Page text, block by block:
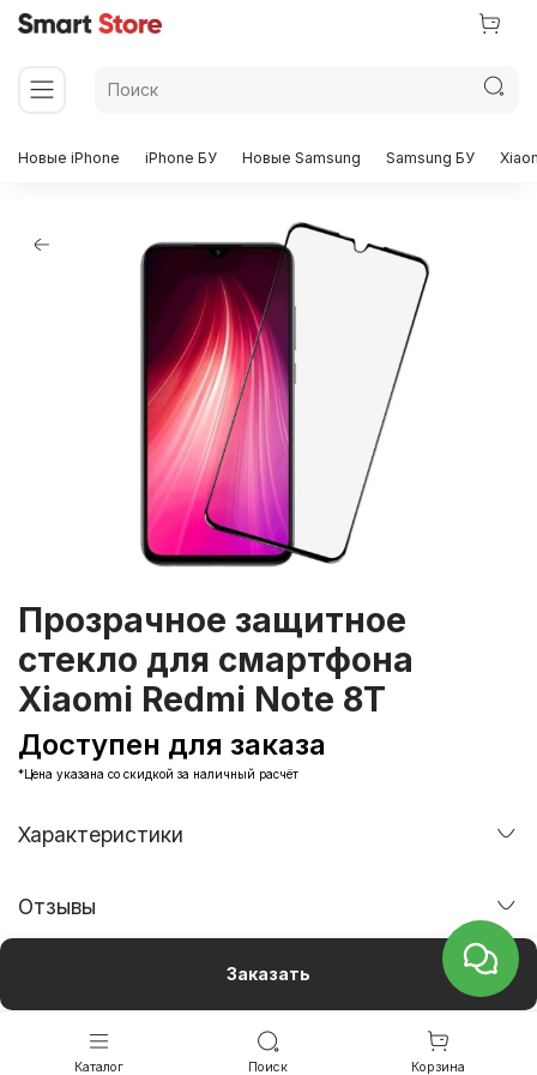
Новые iPhone iPhone БУ Новые Samsung Samsung БУ
Прозрачное защитное
стекло для смартфона
Xiaomi Redmi Note 8T
Доступен для заказа
*Цена указана со скидкой за наличный расчёт
Заказать
Характеристики
Отзывы
Каталог Поиск Корзина